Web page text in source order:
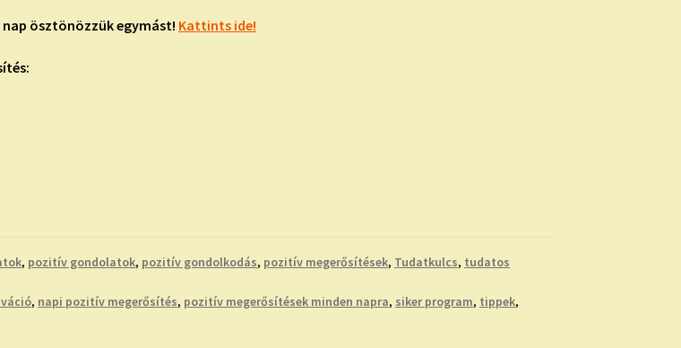
nap ösztönözzük egymást! Kattints ide!
, pozitív gondolatok, pozitív gondolkodás, pozitív megerősítések, Tudatkulcs, tudatos
, napi pozitív megerősítés, pozitív megerősítések minden napra, siker program, tippek,